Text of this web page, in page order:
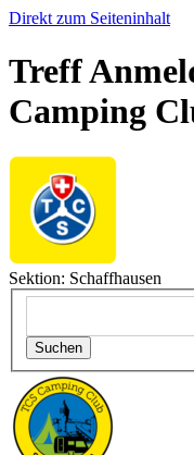
Direkt zum Seiteninhalt
Treff
Camping
Sektion: Schaffhausen
Suchen